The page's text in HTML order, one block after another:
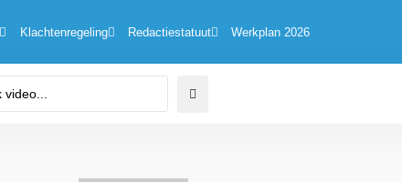
Klachtenregeling Redactiestatuut Werkplan 2026